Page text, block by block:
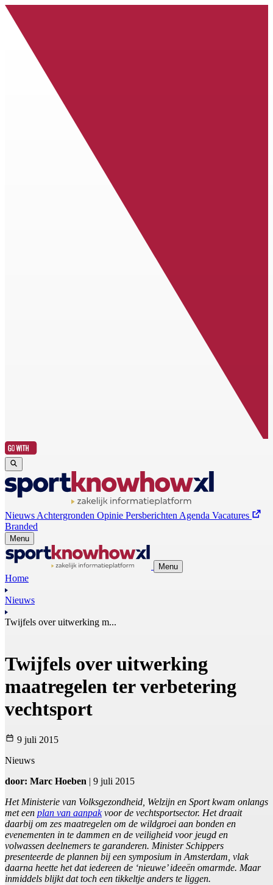
Nieuws Achtergronden Opinie Persberichten Agenda Vacatures
Branded
Menu
Menu
Home
Nieuws
Twijfels over uitwerking m...
Twijfels over uitwerking
maatregelen ter verbetering
vechtsport
9 juli 2015
Nieuws
door: Marc Hoeben | 9 juli 2015
Het Ministerie van Volksgezondheid, Welzijn en Sport kwam onlangs
met een plan van aanpakvoor de vechtsportsector. Het draait
daarbij om zes maatregelen om de wildgroei aan bonden en
evenementen in te dammen en de veiligheid voor jeugd en
volwassen deelnemers te garanderen. Minister Schippers
presenteerde de plannen bij een symposium in Amsterdam, vlak
daarna heette het dat iedereen de ‘nieuwe’ ideeën omarmde. Maar
inmiddels blijkt dat toch een tikkeltje anders te liggen.